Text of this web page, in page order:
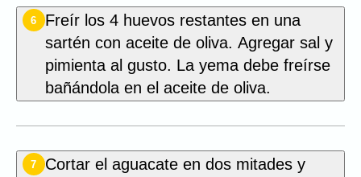
6
Freír los 4 huevos restantes en una
sartén con aceite de oliva. Agregar sal y
pimienta al gusto. La yema debe freírse
bañándola en el aceite de oliva.
7
Cortar el aguacate en dos mitades y